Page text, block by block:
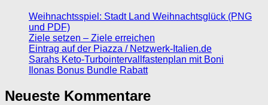
Weihnachtsspiel: Stadt Land Weihnachtsglück (PNG
und PDF)
Ziele setzen – Ziele erreichen
Eintrag auf der Piazza / Netzwerk-Italien.de
Sarahs Keto-Turbointervallfastenplan mit Boni
Ilonas Bonus Bundle Rabatt
Neueste Kommentare